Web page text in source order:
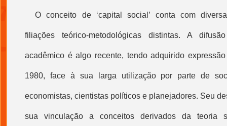
O conceito de ‘capital social ’ conta com
filiações teórico-metodológicas distintas. A
acadêmico é algo recente, tendo adquirido
1980, face à sua larga utilização por parte de
economistas, cientistas políticos e planejadores. Seu
sua vinculação a conceitos derivados da teoria